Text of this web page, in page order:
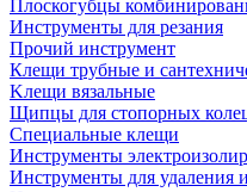
Плоскогубцы
Инструменты для резания
Прочий инструмент
Клещи трубные и
Kлещи вязальные
Щипцы для стопорных
Специальные клещи
Инструменты
Инструменты для удаления